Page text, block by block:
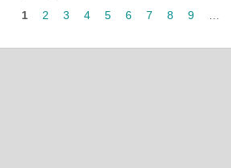
1 2 3 4 5 6 7 8 9 …